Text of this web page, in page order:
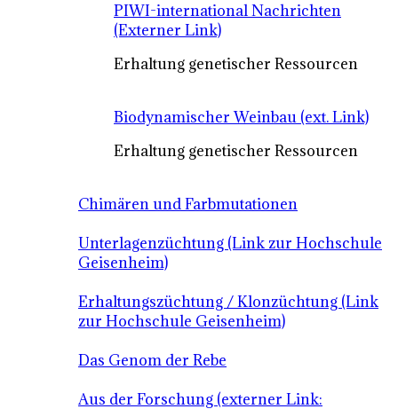
PIWI-international Nachrichten
(Externer Link)
Erhaltung genetischer Ressourcen
Biodynamischer Weinbau (ext. Link)
Erhaltung genetischer Ressourcen
Chimären und Farbmutationen
Unterlagenzüchtung (Link zur Hochschule
Geisenheim)
Erhaltungszüchtung / Klonzüchtung (Link
zur Hochschule Geisenheim)
Das Genom der Rebe
Aus der Forschung (externer Link: